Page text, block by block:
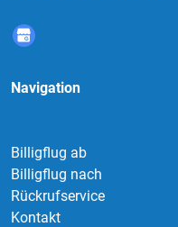
Navigation
Billigflug ab
Billigflug nach
Rückrufservice
Kontakt